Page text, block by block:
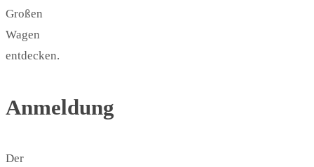
Großen
Wagen
entdecken.
Anmeldung
Der